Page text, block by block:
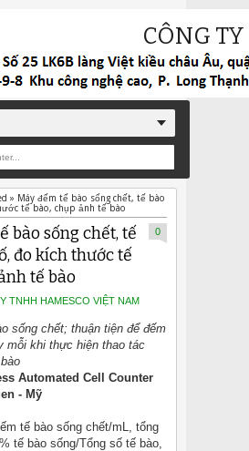
CÔNG
» Máy đếm tế bào sống chết, tế bào
tế bào, chụp ảnh tế bào
bào sống chết, tế
đo kích thước tế
tế bào
TNHH HAMESCO VIỆT NAM
0
sống chết; thuận tiện để đếm
mỗi khi thực hiện thao tác
Automated Cell Counter
- Mỹ
tế bào sống chết/mL, tổng
tế bào sống/Tổng số tế bào,